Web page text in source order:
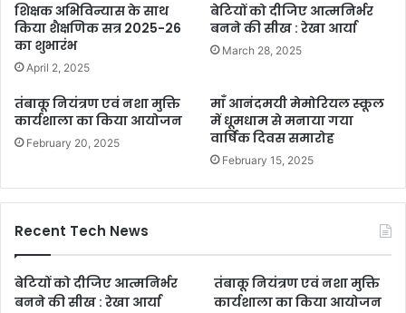
शिक्षक अभिविन्यास के साथ
किया शैक्षणिक सत्र 2025-26
का शुभारंभ
April 2, 2025
बेटियों को दीजिए आत्मनिर्भर
बनने की सीख : रेखा आर्या
March 28, 2025
तंबाकू नियंत्रण एवं नशा मुक्ति
कार्यशाला का किया आयोजन
February 20, 2025
माँ आनंदमयी मेमोरियल स्कूल
में धूमधाम से मनाया गया
वार्षिक दिवस समारोह
February 15, 2025
Recent Tech News
बेटियों को दीजिए आत्मनिर्भर
बनने की सीख : रेखा आर्या
तंबाकू नियंत्रण एवं नशा मुक्ति
कार्यशाला का किया आयोजन